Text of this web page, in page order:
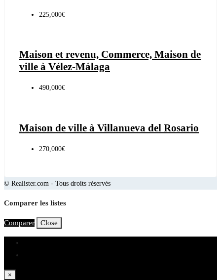
225,000€
Maison et revenu, Commerce, Maison de
ville à Vélez-Málaga
490,000€
Maison de ville à Villanueva del Rosario
270,000€
© Realister.com - Tous droits réservés
Comparer les listes
Comparer Close
×